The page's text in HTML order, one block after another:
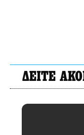
ΔΕΙΤΕ